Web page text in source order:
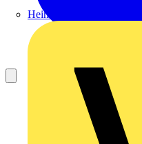
Heinrich Häusler GmbH